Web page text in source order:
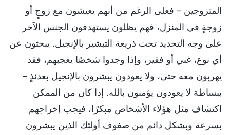
المتزوجين – فعلى الرغم من أنهم يعيشون مع زوجٍ أو
زوجةٍ في المنزل، فهم يظلون يستهدفون الجنس الآخر
على وجه التحديد تحت ذريعة التبشير بالإنجيل. يبحثون عن
أي نوع، غني أو فقير، وإذا وجدوا شخصًا يعجبهم، فقد
يهربون معه حتى، ولا يعودون يبشرون بالإنجيل بعدئذٍ –
ببساطة لا يعودون يؤمنون بالله. إذا كان من الممكن
اكتشاف مثل هؤلاء الأشخاص مبكرًا، فيجب إخراجهم
بسرعة وبشكل دائم من صفوف أولئك الذين يبشرون